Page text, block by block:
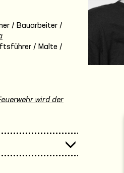
/ Bauarbeiter /
/ Malte /
wird der